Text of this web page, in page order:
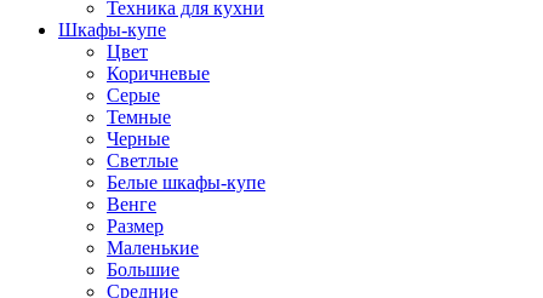
Техника для кухни
Шкафы-купе
Цвет
Коричневые
Серые
Темные
Черные
Светлые
Белые шкафы-купе
Венге
Размер
Маленькие
Большие
Средние